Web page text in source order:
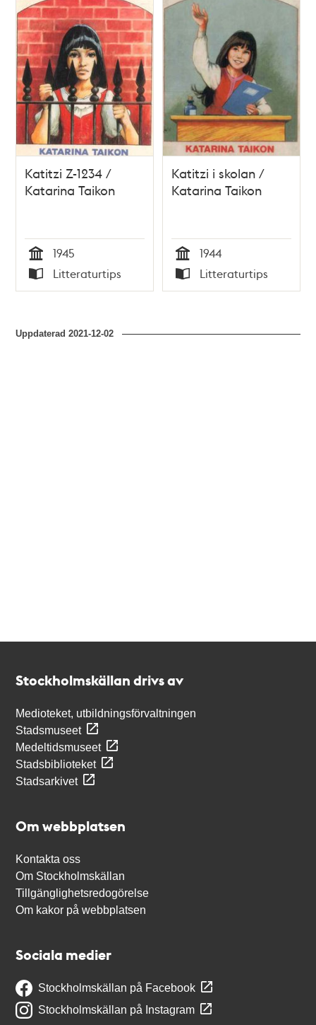
Katitzi Z-1234 /
Katarina Taikon
Tid
1945
Typ
Litteraturtips
Katitzi i skolan /
Katarina Taikon
Tid
1944
Typ
Litteraturtips
Uppdaterad2021-12-02
Stockholmskällan drivs av
Medioteket, utbildningsförvaltningen
Stadsmuseet
Medeltidsmuseet
Stadsbiblioteket
Stadsarkivet
Om webbplatsen
Kontakta oss
Om Stockholmskällan
Tillgänglighetsredogörelse
Om kakor på webbplatsen
Sociala medier
Stockholmskällan på Facebook
Stockholmskällan på Instagram